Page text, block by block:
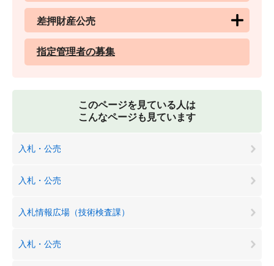
差押財産公売
指定管理者の募集
このページを見ている人は
こんなページも見ています
入札・公売
入札・公売
入札情報広場（技術検査課）
入札・公売